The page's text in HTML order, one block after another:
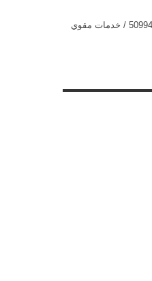
مقوي سيرفس القصور / 50994997 / خدمات مقوي